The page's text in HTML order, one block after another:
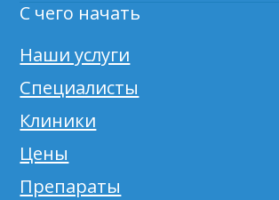
С чего начать
Наши услуги
Специалисты
Клиники
Цены
Препараты